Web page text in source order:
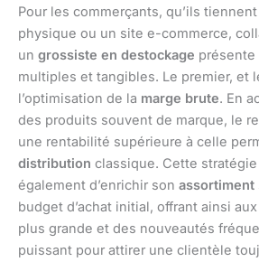
Pour les commerçants, qu’ils
physique ou un site e-commerce,
un grossiste en destockage présente
multiples et tangibles. Le premier, et
l’optimisation de la marge brute. En
des produits souvent de marque, le
une rentabilité supérieure à celle
distribution classique. Cette stratégie
également d’enrichir son assortiment
budget d’achat initial, offrant ainsi
plus grande et des nouveautés
puissant pour attirer une clientèle